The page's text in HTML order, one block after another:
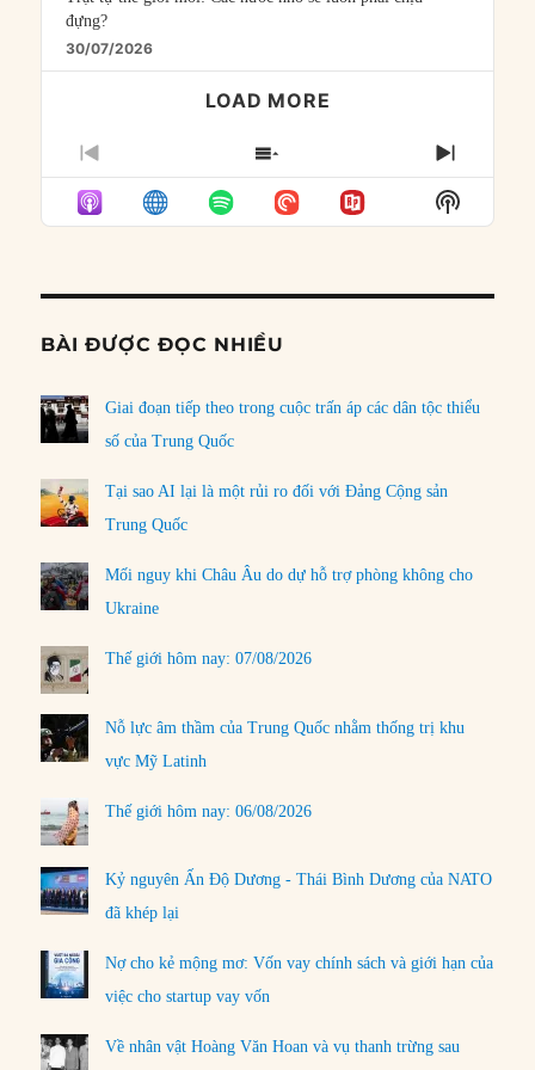
đựng?
30/07/2026
LOAD MORE
PREVIOUS
EPISODE
SHOW
EPISODES
LIST
NEXT
Show
Podcast
BÀI ĐƯỢC ĐỌC NHIỀU
Giai đoạn tiếp theo trong cuộc trấn áp các dân tộc thiểu
số của Trung Quốc
Tại sao AI lại là một rủi ro đối với Đảng Cộng sản
Trung Quốc
Mối nguy khi Châu Âu do dự hỗ trợ phòng không cho
Ukraine
Thế giới hôm nay: 07/08/2026
Nỗ lực âm thầm của Trung Quốc nhằm thống trị khu
vực Mỹ Latinh
Thế giới hôm nay: 06/08/2026
Kỷ nguyên Ấn Độ Dương - Thái Bình Dương của NATO
đã khép lại
Nợ cho kẻ mộng mơ: Vốn vay chính sách và giới hạn của
việc cho startup vay vốn
Về nhân vật Hoàng Văn Hoan và vụ thanh trừng sau